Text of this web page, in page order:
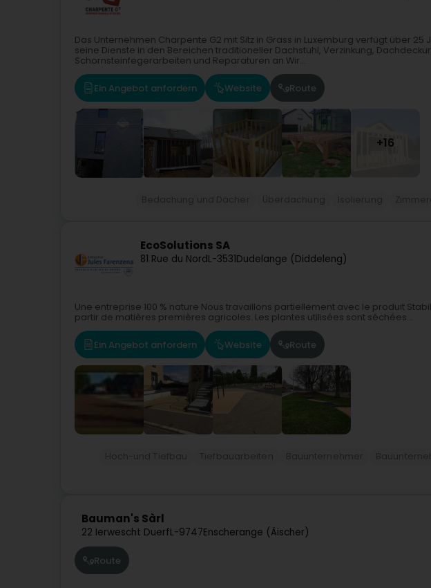
Das Unternehmen Charpente G2 mit Sitz in Grass in Luxemburg verfügt über 25
seine Dienste in den Bereichen traditioneller Dachstuhl, Verzinkung,
Schornsteinfegerarbeiten und Reparaturen an.Wir...
Ein Angebot anfordern Website Route
+16
EcoSolutions SA
81 Rue du NordL-3531Dudelange (Diddeleng)
Une entreprise 100 % nature Nous travaillons partiellement avec le produit
partir de matières premières agricoles. Les plantes utilisées sont séchées...
Ein Angebot anfordern Website Route
Bauman's Sàrl
22 Ierwescht DuerfL-9747Enscherange (Äischer)
Route